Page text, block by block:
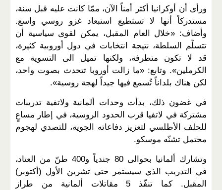
ورأى أن أوكرانيا أكثر أمناً الآن، ممّا كانت عليه قبل سنة،
مستدركاً أنها لا تستطيع استبعاد غزو روسي واسع.
وأضاف: «خلال العام المقبل، يمكن لقوى سياسية أن
تتسلّم السلطة، نتيجة انتخابات في دول أوروبية كثيرة،
قد لا تكون متطرفة، ولكنها تميل الى التسوية مع
الكرملين». وتابع: «ما زالت أوروبا تتحدث بصوت واحد،
لكن هناك بلداناً تُسمع فيها جيداً لهجة روسية».
في غضون ذلك، بدأت وحدات ألمانية ولاتفية تدريبات
مشتركة في لاتفيا قرب الحدود الروسية، في إطار مساعٍ
للحلف الأطلسي لتعزيز دفاعاته الجوية، للتصدي لهجوم
محتمل تشنّه موسكو.
وتشارك ألمانيا بحوالى 80 جندياً و400 طنّ من العتاد،
في التدريب الذي سيستمر حتى تشرين الأول (أكتوبر)
المقبل. كما تنفّذ 5 مقاتلات ألمانية من طراز